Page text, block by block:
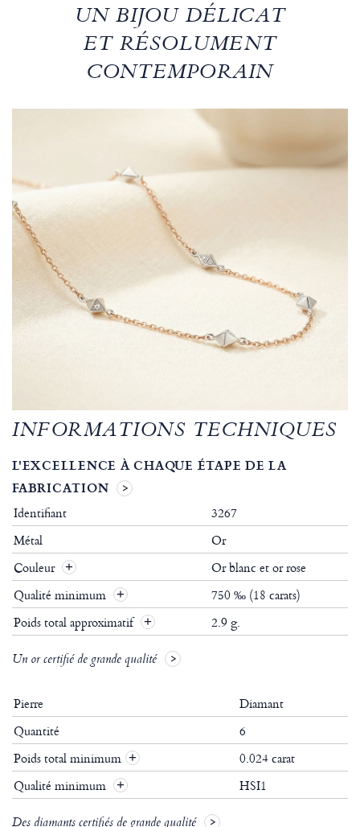
UN BIJOU DÉLICAT
ET RÉSOLUMENT
CONTEMPORAIN
INFORMATIONS TECHNIQUES
L'EXCELLENCE À CHAQUE ÉTAPE DE LA
FABRICATION
Identifiant
3267
Métal
Or
Couleur
Or blanc et or rose
Qualité minimum
750 ‰ (18 carats)
Poids total approximatif
2.9 g.
Un or certifié de grande qualité
Pierre
Diamant
Quantité
6
Poids total minimum +
0.024 carat
Qualité minimum
+ HSI1